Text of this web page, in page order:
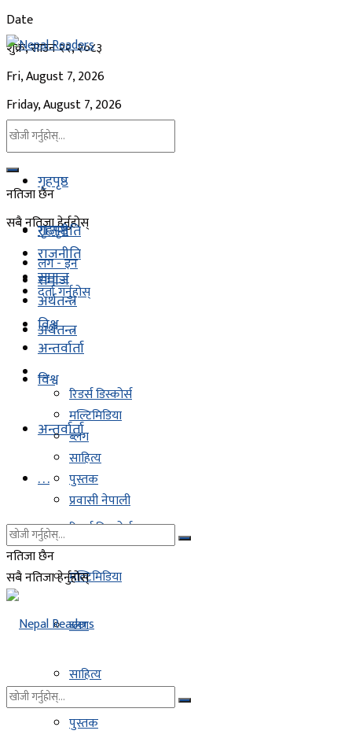
Date
शुक्र, साउन २२, २०८३
Fri, August 7, 2026
Friday, August 7, 2026
नतिजा छैन
सबै नतिजा हेर्नुहोस्
लग - इन
दर्ता गर्नुहोस्
गृहपृष्ठ
राजनीति
समाज
अर्थतन्त्र
विश्व
अन्तर्वार्ता
. . .
रिडर्स डिस्कोर्स
मल्टिमिडिया
ब्लग
साहित्य
पुस्तक
गृहपृष्ठ
राजनीति
समाज
अर्थतन्त्र
विश्व
अन्तर्वार्ता
. . .
रिडर्स डिस्कोर्स
मल्टिमिडिया
ब्लग
साहित्य
पुस्तक
प्रवासी नेपाली
नतिजा छैन
सबै नतिजा हेर्नुहोस्